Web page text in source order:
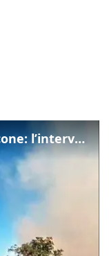
Incendio tra Duino e Monfalcone: l’intervento dei vigili del fuoco